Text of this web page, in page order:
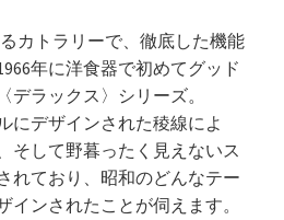
るカトラリーで、徹底した機能
年に洋食器で初めてグッド
デラックス〉シリーズ。
にデザインされた稜線によ
そして野暮ったく見えないス
れており、昭和のどんなテー
インされたことが伺えます。